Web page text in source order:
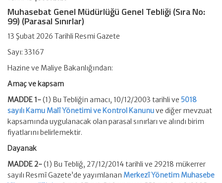
Muhasebat Genel Müdürlüğü Genel Tebliği (Sıra No:
99) (Parasal Sınırlar)
13 Şubat 2026 Tarihli Resmi Gazete
Sayı: 33167
Hazine ve Maliye Bakanlığından:
Amaç ve kapsam
MADDE 1-(1) Bu Tebliğin amacı, 10/12/2003 tarihli ve 5018
sayılı Kamu Malî Yönetimi ve Kontrol Kanunuve diğer mevzuat
kapsamında uygulanacak olan parasal sınırları ve alındı birim
fiyatlarını belirlemektir.
Dayanak
MADDE 2-(1) Bu Tebliğ, 27/12/2014 tarihli ve 29218 mükerrer
sayılı Resmî Gazete’de yayımlanan Merkezî Yönetim Muhasebe